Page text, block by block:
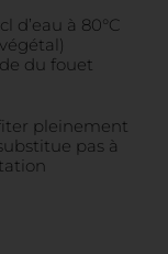
d’eau à 80°C
du fouet
pleinement
pas à